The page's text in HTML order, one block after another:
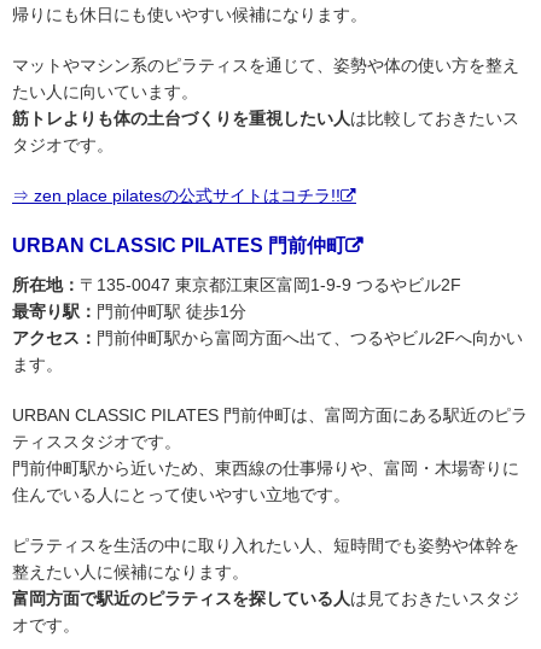
帰りにも休日にも使いやすい候補になります。
マットやマシン系のピラティスを通じて、姿勢や体の使い方を整え
たい人に向いています。
筋トレよりも体の土台づくりを重視したい人は比較しておきたいス
タジオです。
⇒ zen place pilatesの公式サイトはコチラ!!
URBAN CLASSIC PILATES 門前仲町
所在地： 〒135-0047 東京都江東区富岡1-9-9 つるやビル2F
最寄り駅： 門前仲町駅 徒歩1分
アクセス： 門前仲町駅から富岡方面へ出て、つるやビル2Fへ向かい
ます。
URBAN CLASSIC PILATES 門前仲町は、富岡方面にある駅近のピラ
ティススタジオです。
門前仲町駅から近いため、東西線の仕事帰りや、富岡・木場寄りに
住んでいる人にとって使いやすい立地です。
ピラティスを生活の中に取り入れたい人、短時間でも姿勢や体幹を
整えたい人に候補になります。
富岡方面で駅近のピラティスを探している人は見ておきたいスタジ
オです。